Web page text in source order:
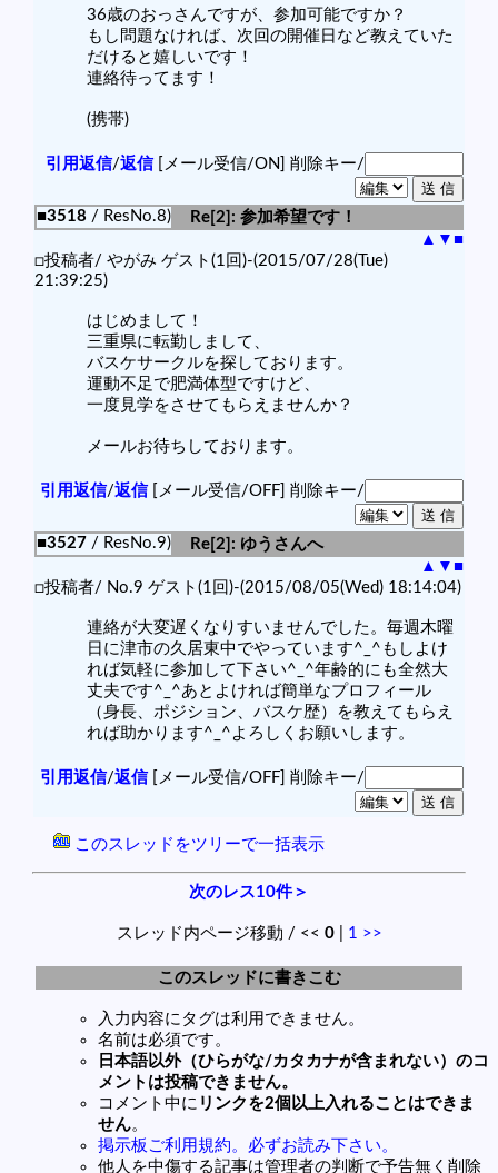
36歳のおっさんですが、参加可能ですか？
もし問題なければ、次回の開催日など教えていた
だけると嬉しいです！
連絡待ってます！
(携帯)
引用返信/返信[メール受信/ON] 削除キー/
■3518 / ResNo.8)
Re[2]: 参加希望です！
▲ ▼ ■
□投稿者/ やがみ ゲスト(1回)-(2015/07/28(Tue)
21:39:25)
はじめまして！
三重県に転勤しまして、
バスケサークルを探しております。
運動不足で肥満体型ですけど、
一度見学をさせてもらえませんか？
メールお待ちしております。
引用返信/返信[メール受信/OFF] 削除キー/
■3527 / ResNo.9)
Re[2]: ゆうさんへ
▲ ▼ ■
□投稿者/ No.9 ゲスト(1回)-(2015/08/05(Wed) 18:14:04)
連絡が大変遅くなりすいませんでした。毎週木曜
日に津市の久居東中でやっています^_^もしよけ
れば気軽に参加して下さい^_^年齢的にも全然大
丈夫です^_^あとよければ簡単なプロフィール
（身長、ポジション、バスケ歴）を教えてもらえ
れば助かります^_^よろしくお願いします。
引用返信/返信[メール受信/OFF] 削除キー/
このスレッドをツリーで一括表示
次のレス10件＞
スレッド内ページ移動 / << 0| 1 >>
このスレッドに書きこむ
入力内容にタグは利用できません。
名前は必須です。
日本語以外（ひらがな/カタカナが含まれない）のコ
メントは投稿できません。
コメント中に リンクを2個以上入れることはできま
せん。
掲示板ご利用規約。必ずお読み下さい。
他人を中傷する記事は管理者の判断で予告無く削除